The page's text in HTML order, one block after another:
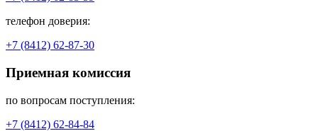
телефон доверия:
+7 (8412) 62-87-30
Приемная комиссия
по вопросам поступления:
+7 (8412) 62-84-84